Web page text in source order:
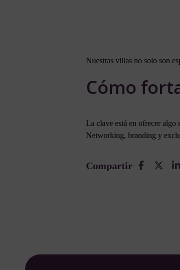
Nuestras villas no solo son
Cómo
La clave está en ofrecer algo
Networking, branding y
Compartir